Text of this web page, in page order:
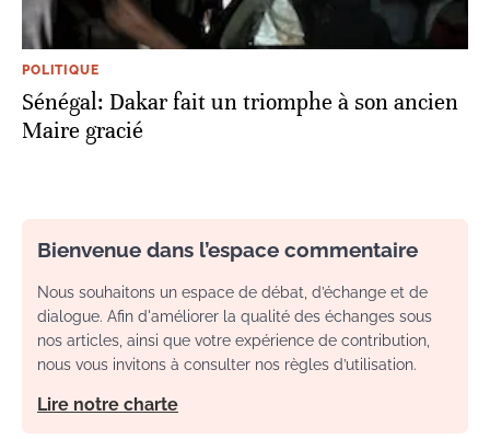
POLITIQUE
Sénégal: Dakar fait un triomphe à son ancien
Maire gracié
Bienvenue dans l’espace commentaire
Nous souhaitons un espace de débat, d’échange et de
dialogue. Afin d'améliorer la qualité des échanges sous
nos articles, ainsi que votre expérience de contribution,
nous vous invitons à consulter nos règles d’utilisation.
Lire notre charte